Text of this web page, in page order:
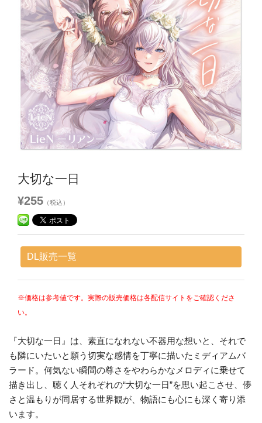
大切な一日
¥255 （税込）
DL販売一覧
※価格は参考値です。実際の販売価格は各配信サイトをご確認くださ
い。
『大切な一日』は、素直になれない不器用な想いと、それで
も隣にいたいと願う切実な感情を丁寧に描いたミディアムバ
ラード。何気ない瞬間の尊さをやわらかなメロディに乗せて
描き出し、聴く人それぞれの“大切な一日”を思い起こさせ、儚
さと温もりが同居する世界観が、物語にも心にも深く寄り添
います。